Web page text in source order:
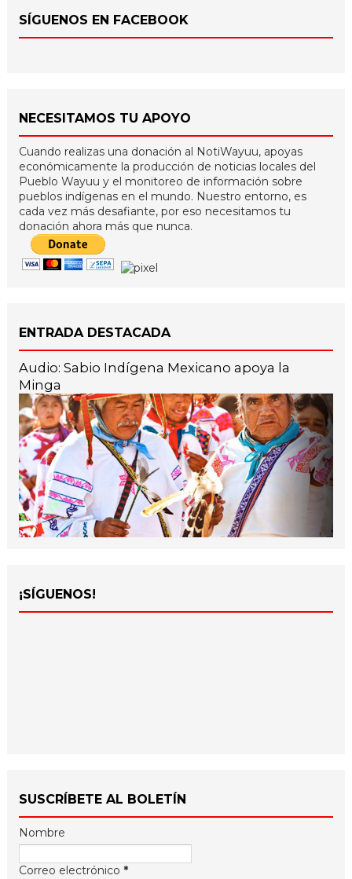
SÍGUENOS EN FACEBOOK
NECESITAMOS TU APOYO
Cuando realizas una donación al NotiWayuu, apoyas
económicamente la producción de noticias locales del
Pueblo Wayuu y el monitoreo de información sobre
pueblos indígenas en el mundo. Nuestro entorno, es
cada vez más desafiante, por eso necesitamos tu
donación ahora más que nunca.
ENTRADA DESTACADA
Audio: Sabio Indígena Mexicano apoya la
Minga
¡SÍGUENOS!
SUSCRÍBETE AL BOLETÍN
Nombre
Correo electrónico *